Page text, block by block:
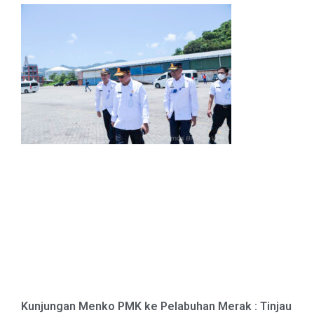
Kunjungan Menko PMK ke Pelabuhan Merak : Tinjau